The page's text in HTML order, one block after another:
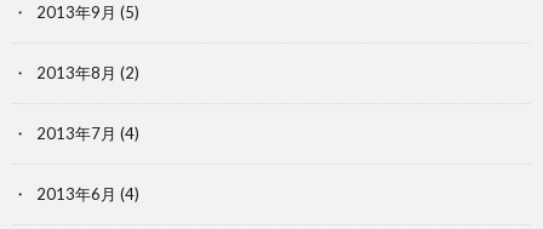
2013年9月 (5)
2013年8月 (2)
2013年7月 (4)
2013年6月 (4)